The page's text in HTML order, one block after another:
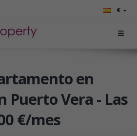
€
en
Puerto Vera - Las
€/mes